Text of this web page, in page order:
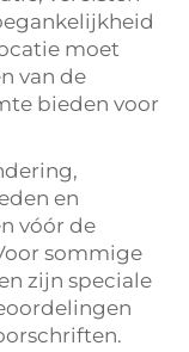
moet
van de
bieden voor
en
vóór de
sommige
zijn speciale